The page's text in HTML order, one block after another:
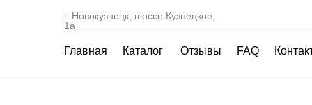
г. Новокузнецк, шоссе Кузнецкое,
1а
Главная Каталог Отзывы FAQ